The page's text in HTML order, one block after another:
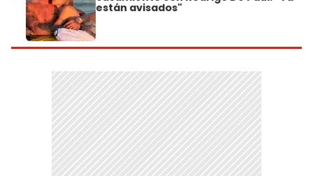
están avisados"